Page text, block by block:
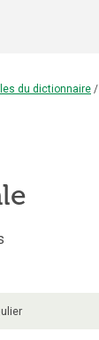
du dictionnaire /